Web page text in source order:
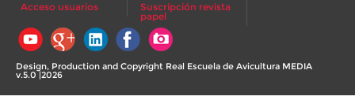
Acceso usuarios
Suscripción revista
papel
Design, Production and Copyright Real Escuela de Avicultura MEDIA
v.5.0 |2026